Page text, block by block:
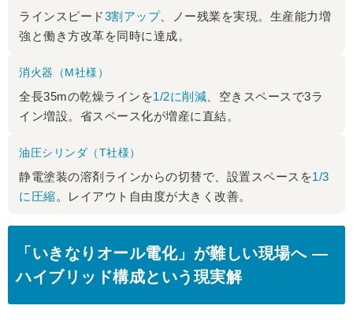
ラインスピード3割アップ、ノー残業を実現。生産能力増
強と働き方改革を同時に達成。
消火器（M社様）
全長35mの乾燥ラインを1/2に削減 、空きスペースで3ラ
イン増設。省スペース化が増産に直結。
油圧シリンダ（T社様）
静電塗装の溶剤ラインからの切替で、設置スペースを1/3
に圧縮。レイアウト自由度が大きく改善。
「いきなりオール電化」が難しい現場へ ―
ハイブリッド構成という現実解